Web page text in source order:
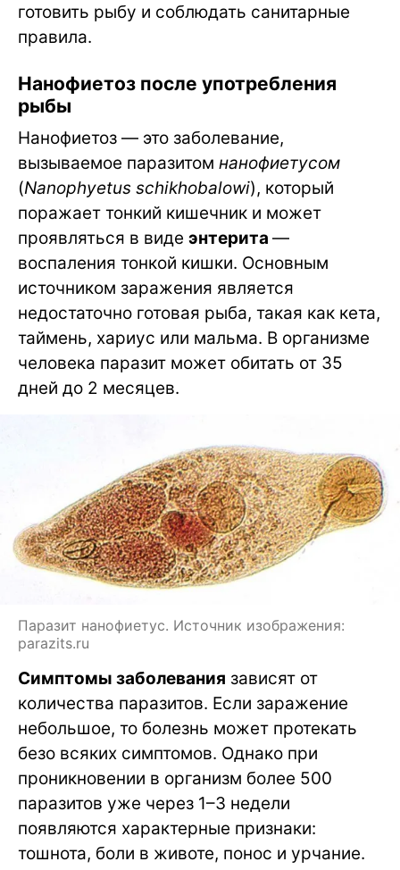
готовить рыбу и соблюдать санитарные
правила.
Нанофиетоз после употребления
рыбы
Нанофиетоз — это заболевание,
вызываемое паразитом нанофиетусом
(Nanophyetus schikhobalowi), который
поражает тонкий кишечник и может
проявляться в виде энтерита —
воспаления тонкой кишки. Основным
источником заражения является
недостаточно готовая рыба, такая как кета,
таймень, хариус или мальма. В организме
человека паразит может обитать от 35
дней до 2 месяцев.
Паразит нанофиетус. Источник изображения:
parazits.ru
Симптомы заболевания зависят от
количества паразитов. Если заражение
небольшое, то болезнь может протекать
безо всяких симптомов. Однако при
проникновении в организм более 500
паразитов уже через 1–3 недели
появляются характерные признаки:
тошнота, боли в животе, понос и урчание.